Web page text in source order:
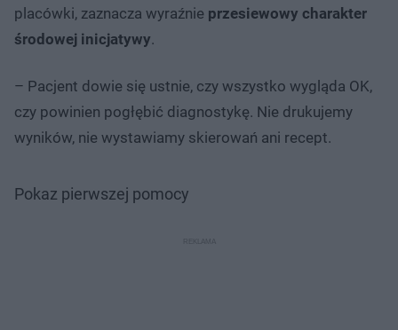
placówki, zaznacza wyraźnie przesiewowy charakter
środowej inicjatywy.
– Pacjent dowie się ustnie, czy wszystko wygląda OK,
czy powinien pogłębić diagnostykę. Nie drukujemy
wyników, nie wystawiamy skierowań ani recept.
Pokaz pierwszej pomocy